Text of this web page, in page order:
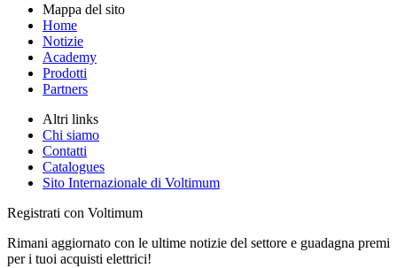
Mappa del sito
Home
Notizie
Academy
Prodotti
Partners
Altri links
Chi siamo
Contatti
Catalogues
Sito Internazionale di Voltimum
Registrati con Voltimum
Rimani aggiornato con le ultime notizie del settore e guadagna premi
per i tuoi acquisti elettrici!